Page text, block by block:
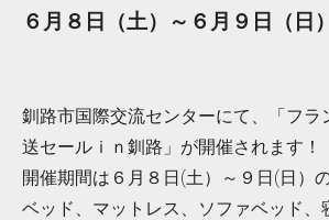
６月８日（土）～６月９日（日
釧路市国際交流センターにて、「フラ
送セールｉｎ釧路」が開催されます！
開催期間は６月８日(土）～９日(日）
ベッド、マットレス、ソファベッド、